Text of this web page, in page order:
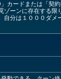
カードまたは「契
ーンに存在する限
分は１０００ダメ